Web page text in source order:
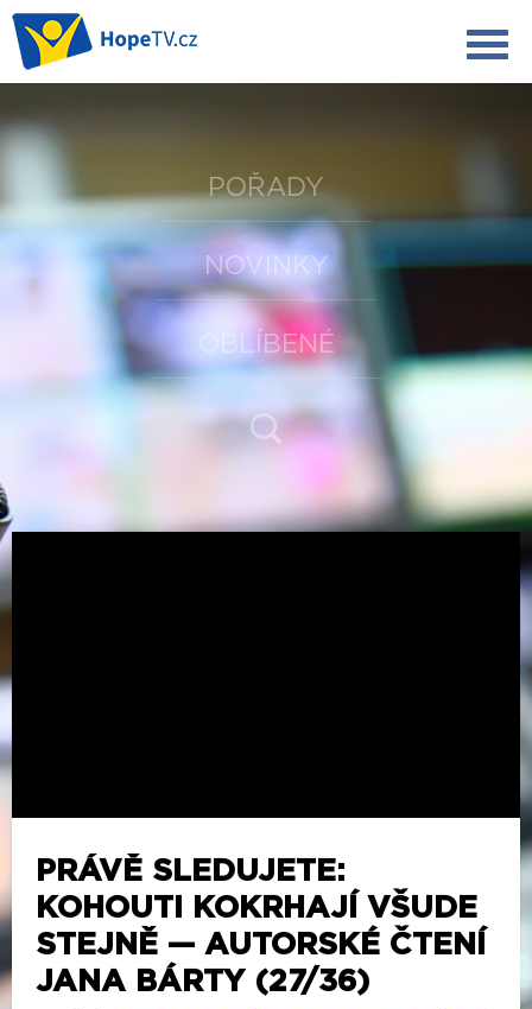
POŘADY
NOVINKY
OBLÍBENÉ
PRÁVĚ SLEDUJETE:
KOHOUTI KOKRHAJÍ VŠUDE
STEJNĚ — AUTORSKÉ ČTENÍ
JANA BÁRTY (27/36)